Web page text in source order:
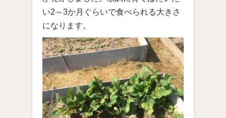
い2～3か月ぐらいで食べられる大きさ
になります。